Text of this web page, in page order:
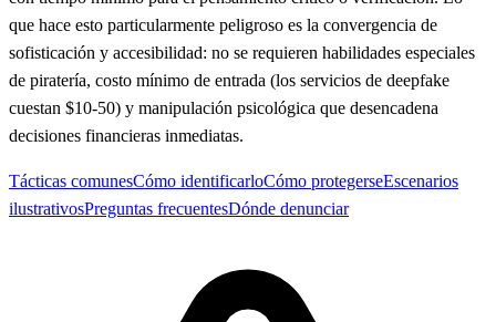
que hace esto particularmente peligroso es la convergencia de
sofisticación y accesibilidad: no se requieren habilidades especiales
de piratería, costo mínimo de entrada (los servicios de deepfake
cuestan $10-50) y manipulación psicológica que desencadena
decisiones financieras inmediatas.
Tácticas comunesCómo identificarloCómo protegerseEscenarios
ilustrativosPreguntas frecuentesDónde denunciar